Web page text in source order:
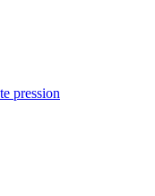
pression